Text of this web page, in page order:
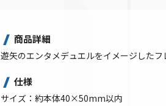
商品詳細
遊矢のエンタメデュエルをイメージした
仕様
サイズ：約本体40×50mm以内